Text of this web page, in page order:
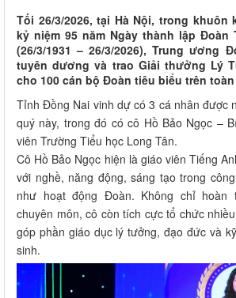
Tối 26/3/2026, tại Hà Nội, trong khuôn
kỷ niệm 95 năm Ngày thành lập Đoàn
(26/3/1931 – 26/3/2026), Trung ương
tuyên dương và trao Giải thưởng Lý
cho 100 cán bộ Đoàn tiêu biểu trên
Tỉnh Đồng Nai vinh dự có 3 cá nhân được
quý này, trong đó có cô Hồ Bảo Ngọc –
viên Trường Tiểu học Long Tân.
Cô Hồ Bảo Ngọc hiện là giáo viên Tiếng
với nghề, năng động, sáng tạo trong
như hoạt động Đoàn. Không chỉ hoàn
chuyên môn, cô còn tích cực tổ chức
góp phần giáo dục lý tưởng, đạo đức và
sinh.